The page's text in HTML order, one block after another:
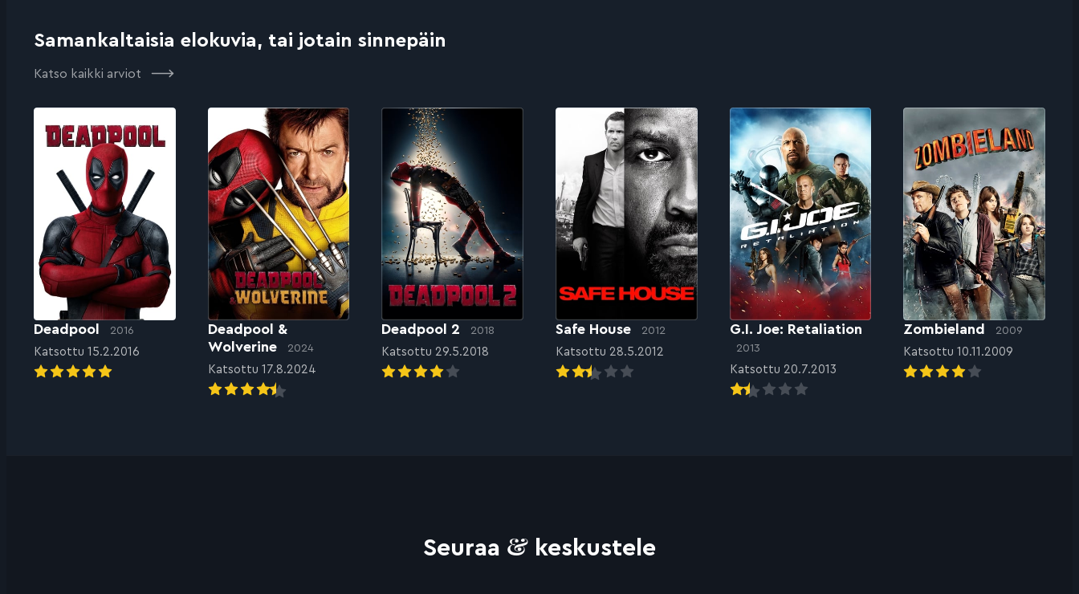
Samankaltaisia elokuvia, tai jotain sinnepäin
Katso kaikki arviot
Deadpool 2016
Katsottu 15.2.2016
Deadpool &
Wolverine
2024
Katsottu 17.8.2024
Deadpool 2 2018
Katsottu 29.5.2018
Safe House 2012
Katsottu 28.5.2012
G.I. Joe: Retaliation
2013
Katsottu 20.7.2013
Zombieland 2009
Katsottu 10.11.2009
Seuraa & keskustele